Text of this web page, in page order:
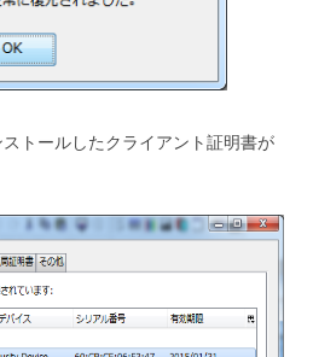
トールしたクライアント証明書が